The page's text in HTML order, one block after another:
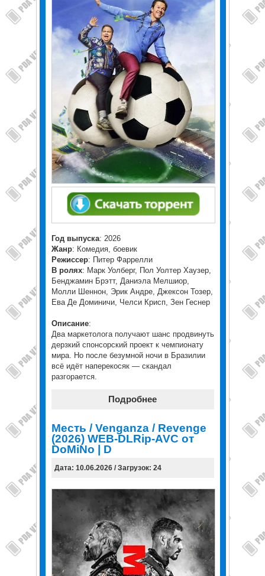
Год выпуска: 2026
Жанр: Комедия, боевик
Режиссер: Питер Фаррелли
В ролях: Марк Уолберг, Пол Уолтер Хаузер,
Бенджамин Брэтт, Даниэла Мелшиор,
Молли Шеннон, Эрик Андре, Джексон Тозер,
Ева Де Доминичи, Челси Крисп, Зен Геснер
Описание:
Два маркетолога получают шанс продвинуть
дерзкий спонсорский проект к чемпионату
мира. Но после безумной ночи в Бразилии
всё идёт наперекосяк — скандал
разгорается.
Подробнее
Месть / Venganza / Revenge
(2026) WEB-DLRip-AVC от
DoMiNo | D
Дата: 10.06.2026 / Загрузок: 24